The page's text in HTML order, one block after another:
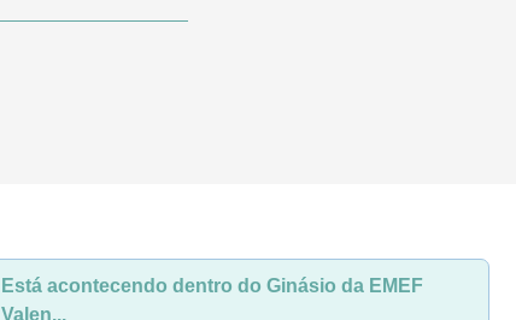
Está acontecendo dentro do Ginásio da EMEF
Valen...